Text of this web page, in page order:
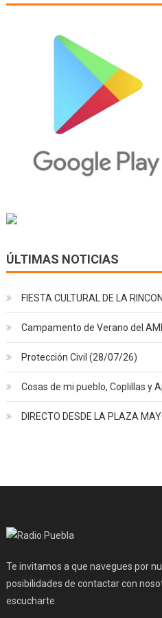
ÚLTIMAS NOTICIAS
FIESTA CULTURAL DE LA
Campamento de Verano del
Protección Civil (28/07/26)
Cosas de mi pueblo, Coplillas y
DIRECTO DESDE LA PLAZA
Te invitamos a que navegues por
posibilidades de contactar con
escucharte.